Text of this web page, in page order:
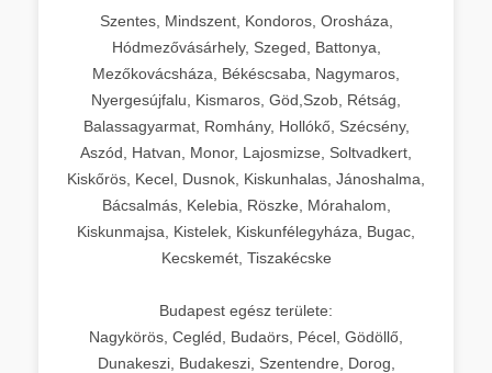
Szentes, Mindszent, Kondoros, Orosháza,
Hódmezővásárhely, Szeged, Battonya,
Mezőkovácsháza, Békéscsaba, Nagymaros,
Nyergesújfalu, Kismaros, Göd,Szob, Rétság,
Balassagyarmat, Romhány, Hollókő, Szécsény,
Aszód, Hatvan, Monor, Lajosmizse, Soltvadkert,
Kiskőrös, Kecel, Dusnok, Kiskunhalas, Jánoshalma,
Bácsalmás, Kelebia, Röszke, Mórahalom,
Kiskunmajsa, Kistelek, Kiskunfélegyháza, Bugac,
Kecskemét, Tiszakécske
Budapest egész területe:
Nagykörös, Cegléd, Budaörs, Pécel, Gödöllő,
Dunakeszi, Budakeszi, Szentendre, Dorog,